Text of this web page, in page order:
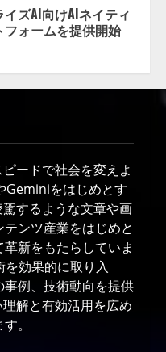
イズAI向けAIネイティ
ォームを提供開始
ードで社会を変えよ
Geminiをはじめとす
するような文章や画
ンツ産業をはじめと
新をもたらしていま
効果的に取り入
例、技術動向を提供
解と有効活用を広め
。